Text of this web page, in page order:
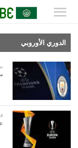
الدوري الأوروبي